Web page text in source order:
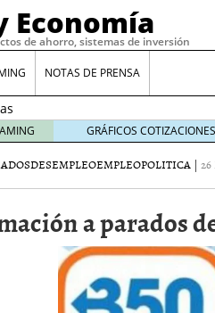
Economía
de ahorro, sistemas de inversión
NOTAS DE PRENSA
GRÁFICOS COTIZACIONES
DESEMPLEOEMPLEOPOLITICA | 26
a parados